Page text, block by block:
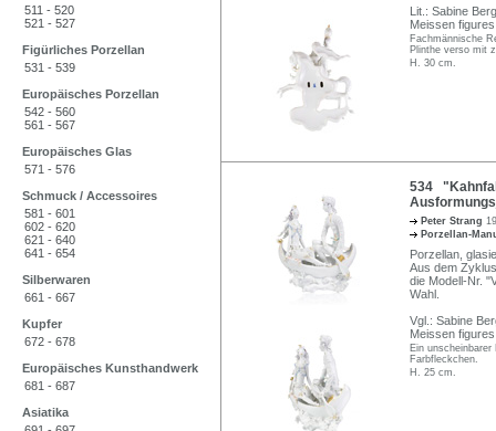
511 - 520
521 - 527
Figürliches Porzellan
531 - 539
Europäisches Porzellan
542 - 560
561 - 567
Europäisches Glas
571 - 576
Schmuck / Accessoires
581 - 601
602 - 620
621 - 640
641 - 654
Silberwaren
661 - 667
Kupfer
672 - 678
Europäisches Kunsthandwerk
681 - 687
Asiatika
Lit.: Sabine
Meissen
Fachmännische
Plinthe verso mit
H. 30 cm.
534
Peter Strang
Porzellan-
Porzellan,
Aus dem
die Modell-Nr.
Wahl.
Vgl.: Sabine
Meissen
Ein
Farbfleckchen.
H. 25 cm.